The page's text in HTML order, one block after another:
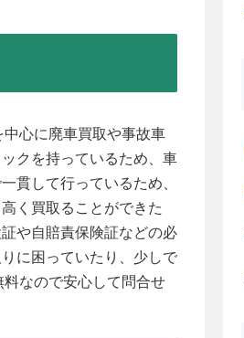
心に廃車買取や事故車
クを持っているため、車
貫して行っているため、
く買取ることができた
や自賠責保険証などの必
に困っていたり、少しで
なので安心して問合せ